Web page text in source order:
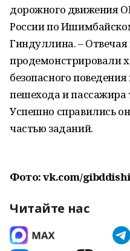
дорожного движения
России по
Гиндуллина. – Отвечая
продемонстрировали
безопасного
пешехода и пассажира
Успешно справились
частью заданий.
Фото: vk.com/
Читайте нас